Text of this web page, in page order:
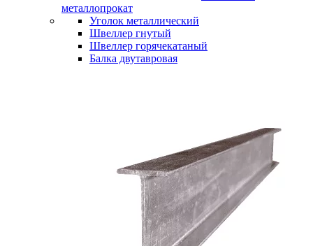
металлопрокат
Уголок металлический
Швеллер гнутый
Швеллер горячекатаный
Балка двутавровая